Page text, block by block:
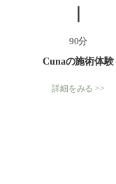
90分
Cunaの施術体験
詳細をみる >>